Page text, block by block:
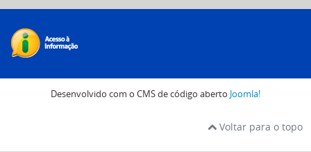
Desenvolvido com o CMS de código aberto Joomla!
Voltar para o topo